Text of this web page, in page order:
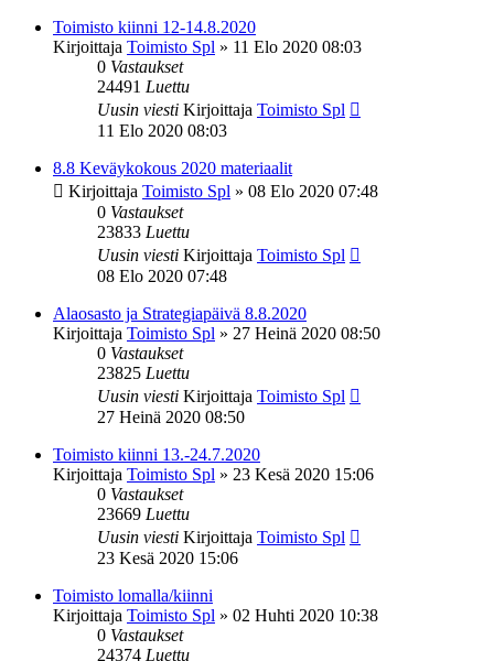
Toimisto kiinni 12-14.8.2020
Kirjoittaja Toimisto Spl » 11 Elo 2020 08:03
0 Vastaukset
24491 Luettu
Uusin viesti Kirjoittaja Toimisto Spl
11 Elo 2020 08:03
8.8 Keväykokous 2020 materiaalit
Kirjoittaja Toimisto Spl » 08 Elo 2020 07:48
0 Vastaukset
23833 Luettu
Uusin viesti Kirjoittaja Toimisto Spl
08 Elo 2020 07:48
Alaosasto ja Strategiapäivä 8.8.2020
Kirjoittaja Toimisto Spl » 27 Heinä 2020 08:50
0 Vastaukset
23825 Luettu
Uusin viesti Kirjoittaja Toimisto Spl
27 Heinä 2020 08:50
Toimisto kiinni 13.-24.7.2020
Kirjoittaja Toimisto Spl » 23 Kesä 2020 15:06
0 Vastaukset
23669 Luettu
Uusin viesti Kirjoittaja Toimisto Spl
23 Kesä 2020 15:06
Toimisto lomalla/kiinni
Kirjoittaja Toimisto Spl » 02 Huhti 2020 10:38
0 Vastaukset
24374 Luettu